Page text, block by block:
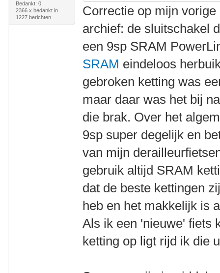
Bedankt: 0
2366 x bedankt in
1227 berichten
Correctie op mijn
archief: de sluitschakel
een 9sp SRAM
SRAM eindeloos
gebroken ketting was
maar daar was het bij
die brak. Over het
9sp super degelijk en
van mijn
gebruik altijd SRAM
dat de beste kettingen
heb en het makkelijk is
Als ik een 'nieuwe' fiets
ketting op ligt rijd ik die